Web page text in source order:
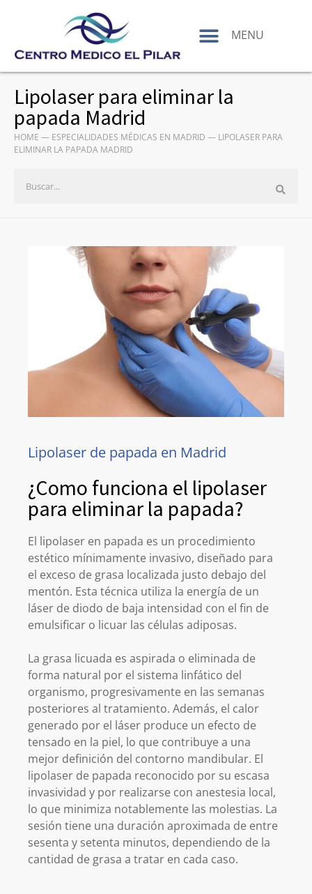
MENU
Lipolaser para eliminar la
papada Madrid
HOME — ESPECIALIDADES MÉDICAS EN MADRID — LIPOLASER PARA
ELIMINAR LA PAPADA MADRID
Lipolaser de papada en Madrid
¿Como funciona el lipolaser
para eliminar la papada?
El lipolaser en papada es un procedimiento
estético mínimamente invasivo, diseñado para
el exceso de grasa localizada justo debajo del
mentón. Esta técnica utiliza la energía de un
láser de diodo de baja intensidad con el fin de
emulsificar o licuar las células adiposas.
La grasa licuada es aspirada o eliminada de
forma natural por el sistema linfático del
organismo, progresivamente en las semanas
posteriores al tratamiento. Además, el calor
generado por el láser produce un efecto de
tensado en la piel, lo que contribuye a una
mejor definición del contorno mandibular. El
lipolaser de papada reconocido por su escasa
invasividad y por realizarse con anestesia local,
lo que minimiza notablemente las molestias. La
sesión tiene una duración aproximada de entre
sesenta y setenta minutos, dependiendo de la
cantidad de grasa a tratar en cada caso.